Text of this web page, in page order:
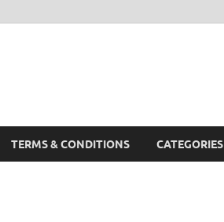
TERMS & CONDITIONS CATEGORIES